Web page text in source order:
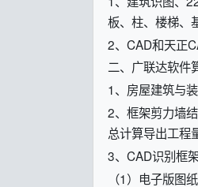
板、柱、楼梯、
2、CAD和天正
二、广联达软件
1、房屋建筑与
2、框架剪力墙
总计算导出工程
3、CAD识别框
（1）电子版图